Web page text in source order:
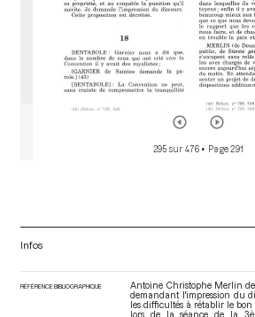
295 sur 476 • Page 291
Infos
RÉFÉRENCE BIBLIOGRAPHIQUE
Antoine Christophe Merlin
demandant l'impression du
les difficultés à rétablir le bon
lors de la séance de la